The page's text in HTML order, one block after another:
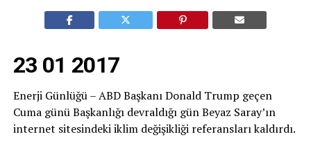
23 01 2017
Enerji Günlüğü – ABD Başkanı Donald Trump geçen
Cuma günü Başkanlığı devraldığı gün Beyaz Saray’ın
internet sitesindeki iklim değişikliği referansları kaldırdı.